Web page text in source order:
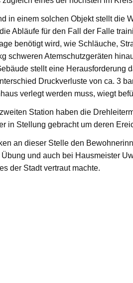
in einem solchen Objekt stellt die
Abläufe für den Fall der Falle
benötigt wird, wie Schläuche,
schweren Atemschutzgeräten
stellt eine Herausforderung
Druckverluste von ca. 3
verlegt werden muss, wiegt
zweiten Station haben die
in Stellung gebracht um deren
an dieser Stelle den
und auch bei Hausmeister
der Stadt vertraut machte.